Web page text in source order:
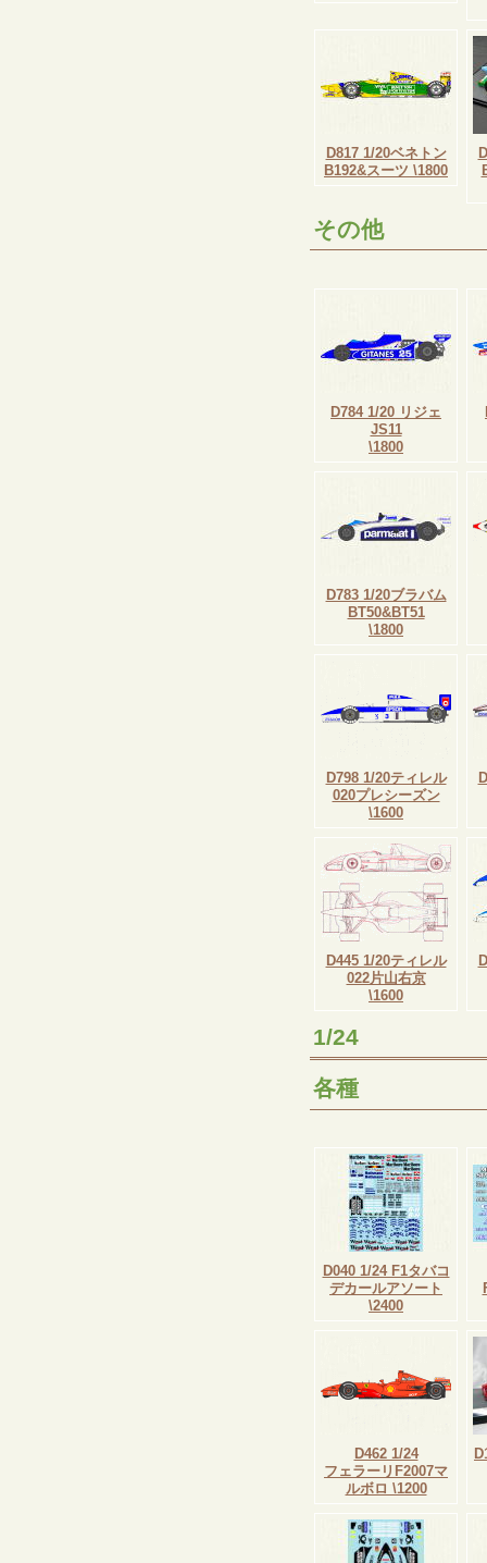
D817 1/20ベネトン
B192&スーツ \1800
その他
D784 1/20 リジェ
JS11
\1800
D783 1/20ブラバム
BT50&BT51
\1800
D798 1/20ティレル
020プレシーズン
\1600
D445 1/20ティレル
022片山右京
\1600
1/24
各種
D040 1/24 F1タバコ
デカールアソート
\2400
D462 1/24
フェラーリF2007マ
ルボロ \1200